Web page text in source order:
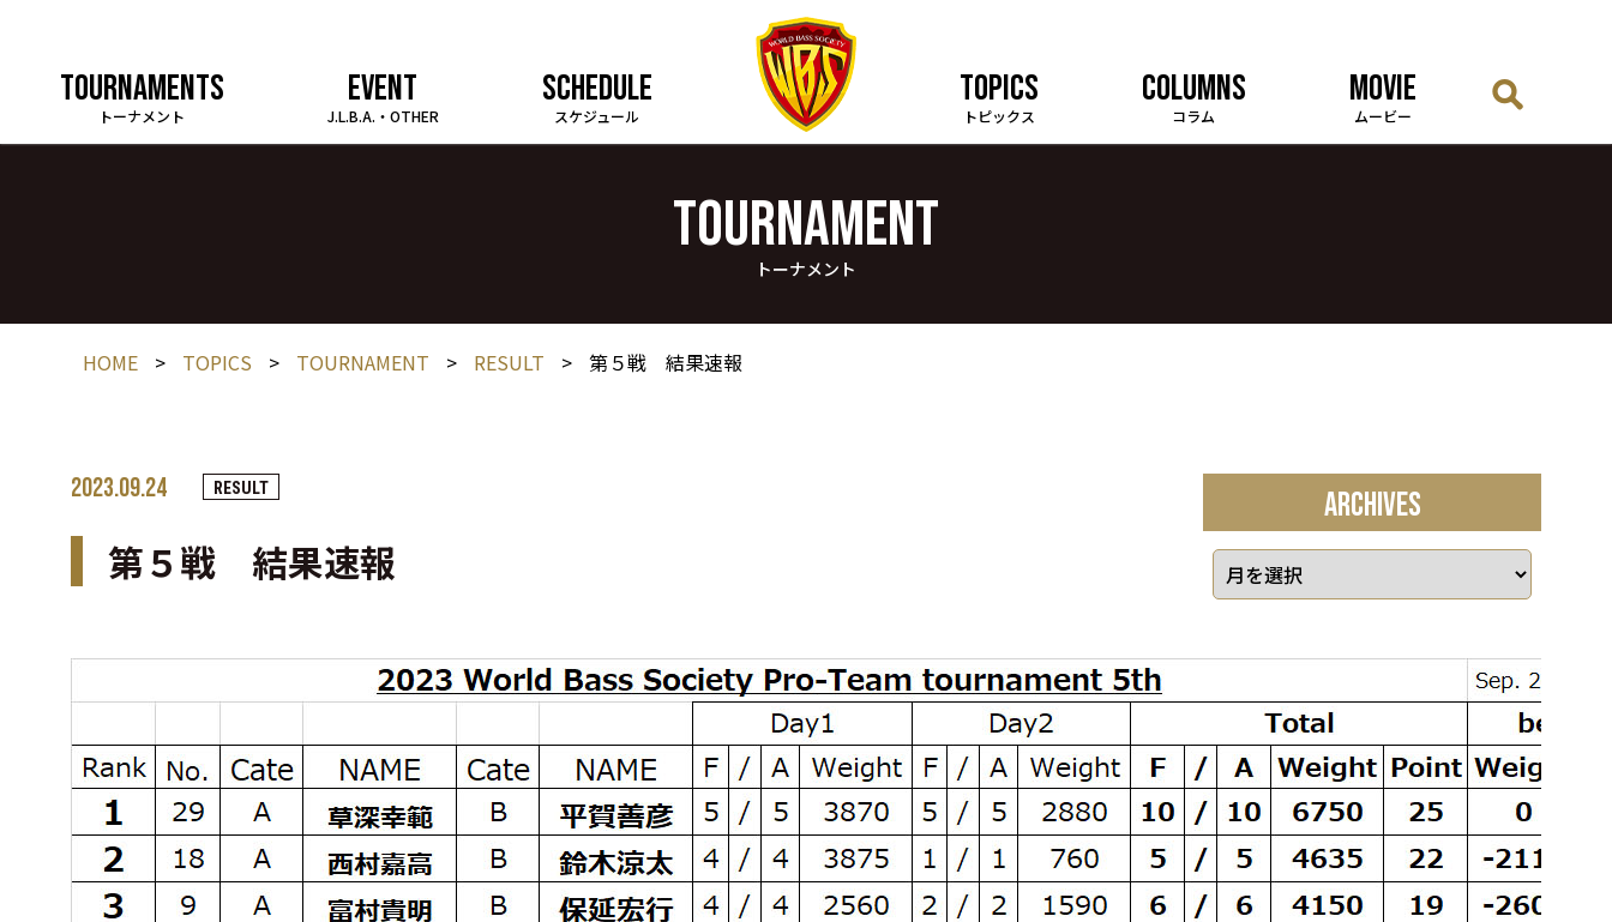
TOURNAMENTS
トーナメント
EVENT
J.L.B.A.・OTHER
SCHEDULE
スケジュール
TOPICS
トピックス
COLUMNS
コラム
MOVIE
ムービー
TOURNAMENT
トーナメント
HOME > TOPICS > TOURNAMENT > RESULT > 第５戦 結果速報
2023.09.24 RESULT
第５戦 結果速報
ARCHIVES